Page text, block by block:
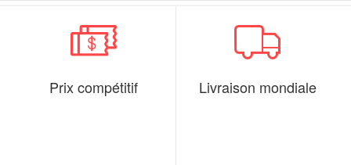
Prix compétitif Livraison mondiale